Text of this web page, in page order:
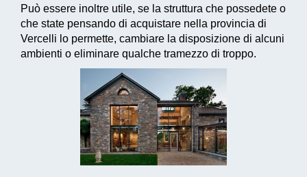
Può essere inoltre utile, se la struttura che possedete o
che state pensando di acquistare nella provincia di
Vercelli lo permette, cambiare la disposizione di alcuni
ambienti o eliminare qualche tramezzo di troppo.